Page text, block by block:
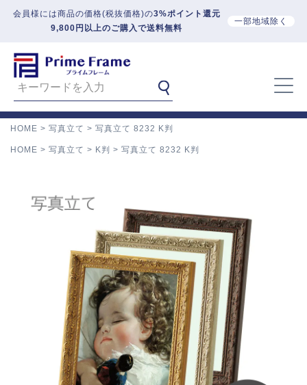
会員様には商品の価格(税抜価格)の3%ポイント還元
9,800円以上のご購入で送料無料
一部地域除く
HOME 写真立て 写真立て 8232 K判
HOME 写真立て K判 写真立て 8232 K判